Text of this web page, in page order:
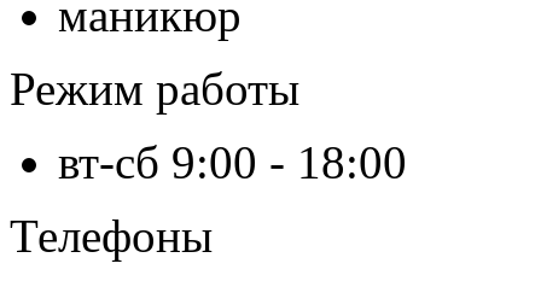
маникюр
Режим работы
вт-сб 9:00 - 18:00
Телефоны